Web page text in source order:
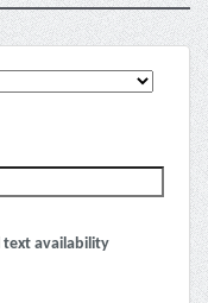
text availability